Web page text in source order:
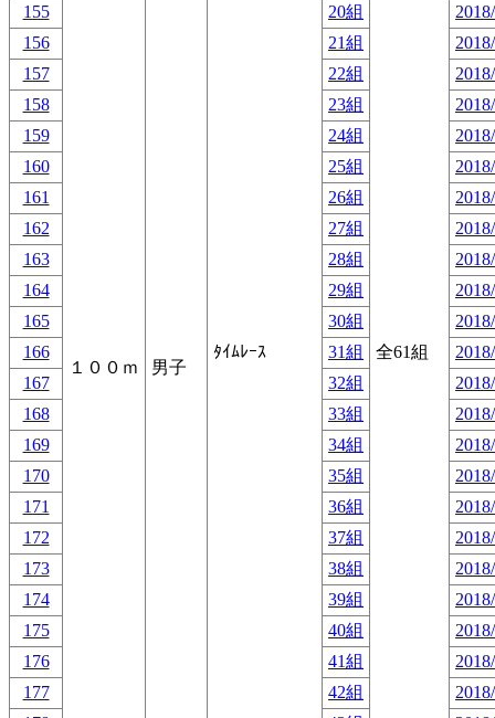
１００ｍ 男子
ﾀｲﾑﾚｰｽ 全61組
155
20組
156
21組
157
22組
158
23組
159
24組
160
25組
161
26組
162
27組
163
28組
164
29組
165
30組
166
31組
167
32組
168
33組
169
34組
170
35組
171
36組
172
37組
173
38組
174
39組
175
40組
176
41組
177
42組